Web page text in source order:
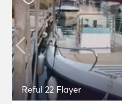
Reful 22 Flayer